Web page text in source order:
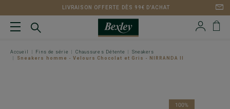
LIVRAISON OFFERTE DÈS 99€ D'ACHAT
Accueil Fins de série Chaussures Détente
Sneakers
Sneakers homme - Velours Chocolat et Gris - NIRRANDA II